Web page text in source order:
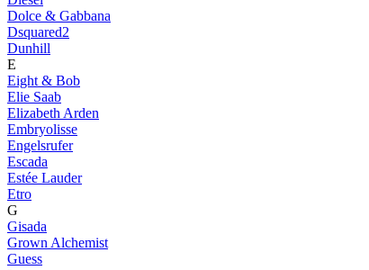
Dolce & Gabbana
Dsquared2
Dunhill
E
Eight & Bob
Elie Saab
Elizabeth Arden
Embryolisse
Engelsrufer
Escada
Estée Lauder
Etro
G
Gisada
Grown Alchemist
Guess